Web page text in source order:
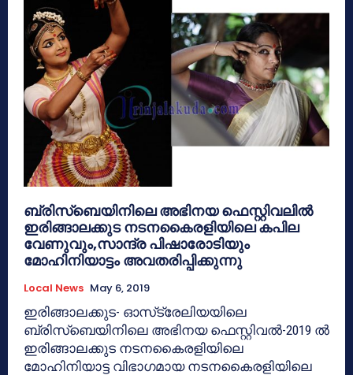
ബ്രിസ്‌ബെയിനിലെ അഭിനയ ഫെസ്റ്റിവലില്‍
ഇരിങ്ങാലക്കുട നടനകൈരളിയിലെ കപില
വേണുവും,സാന്ദ്ര പിഷാരോടിയും
മോഹിനിയാട്ടം അവതരിപ്പിക്കുന്നു
Local News May 6, 2019
ഇരിങ്ങാലക്കുട- ഓസ്‌ട്രേലിയയിലെ
ബ്രിസ്‌ബെയിനിലെ അഭിനയ ഫെസ്റ്റിവല്‍-2019 ല്‍
ഇരിങ്ങാലക്കുട നടനകൈരളിയിലെ
മോഹിനിയാട്ട വിഭാഗമായ നടനകൈരളിയിലെ